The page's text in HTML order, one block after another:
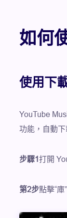
如何
使用下
YouTube
功能，自動
步驟1打開
第2步點擊“庫